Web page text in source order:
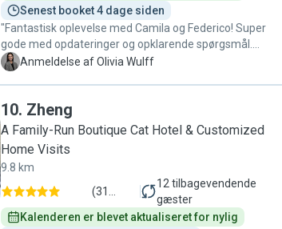
Senest booket 4 dage siden
"Fantastisk oplevelse med Camila og Federico! Super
gode med opdateringer og opklarende spørgsmål.
Enormt omsorgsfulde og opmærksomme på min hunds
helt klart et par vi vil benytte igen🥰"
O Anmeldelse af Olivia Wulff
10. Zheng
A Family-Run Boutique Cat Hotel & Customized
Home Visits
9.8 km
(31
anmeldelser)
12 tilbagevendende
gæster
Kalenderen er blevet aktualiseret for nylig